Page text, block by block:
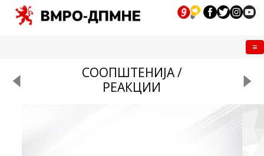
СООПШТЕНИЈА /
РЕАКЦИИ